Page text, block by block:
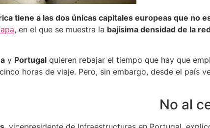
tiene a las dos únicas capitales europeas que no
, en el que se muestra la bajísima densidad de la
y Portugal quieren rebajar el tiempo que hay que
horas de viaje. Pero, sin embargo, desde el país
No al